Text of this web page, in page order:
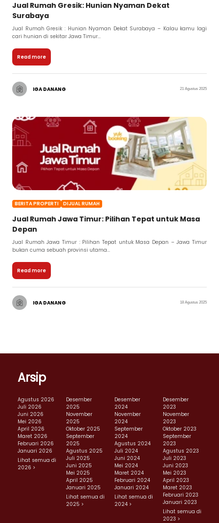
Jual Rumah Gresik: Hunian Nyaman Dekat
Surabaya
Jual Rumah Gresik : Hunian Nyaman Dekat Surabaya – Kalau kamu lagi
cari hunian di sekitar Jawa Timur...
Read more
IGA DANANG 21 Agustus 2025
BERITA PROPERTI DIJUAL RUMAH
Jual Rumah Jawa Timur: Pilihan Tepat untuk Masa
Depan
Jual Rumah Jawa Timur : Pilihan Tepat untuk Masa Depan – Jawa Timur
bukan cuma sebuah provinsi utama...
Read more
IGA DANANG 18 Agustus 2025
Arsip
Agustus 2026
Juli 2026
Juni 2026
Mei 2026
April 2026
Maret 2026
Februari 2026
Januari 2026
Lihat semua di
2026 >
Desember
2025
November
2025
Oktober 2025
September
2025
Agustus 2025
Juli 2025
Juni 2025
Mei 2025
April 2025
Januari 2025
Lihat semua di
2025 >
Desember
2024
November
2024
September
2024
Agustus 2024
Juli 2024
Juni 2024
Mei 2024
Maret 2024
Februari 2024
Januari 2024
Lihat semua di
2024 >
Desember
2023
November
2023
Oktober 2023
September
2023
Agustus 2023
Juli 2023
Juni 2023
Mei 2023
April 2023
Maret 2023
Februari 2023
Januari 2023
Lihat semua di
2023 >